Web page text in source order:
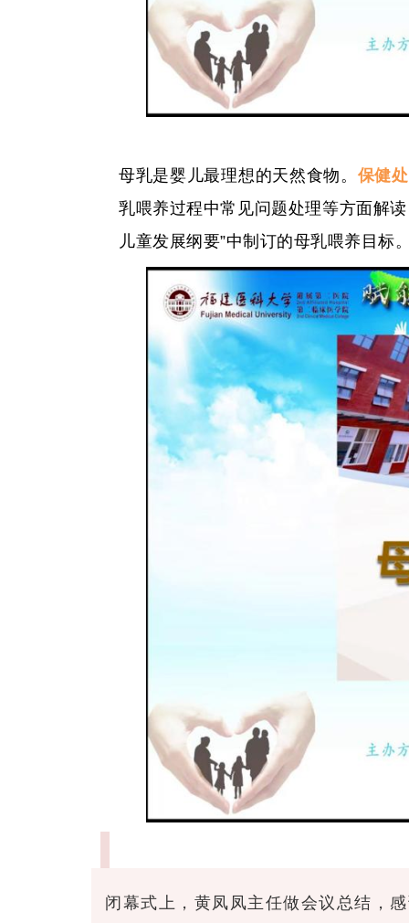
母乳是婴儿最理想的天然食物。 保健处
乳喂养过程中常见问题处理等方面解
儿童发展纲要”中制订的母乳喂养目标
闭幕式上，黄凤凤主任做会议总结，